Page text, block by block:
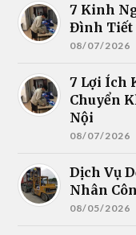
7 Kinh
Đình Tiết
08/07/2026
7 Lợi Ích
Chuyển
Nội
08/07/2026
Dịch Vụ
Nhân
08/05/2026